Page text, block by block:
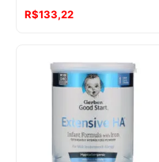
R$133,22